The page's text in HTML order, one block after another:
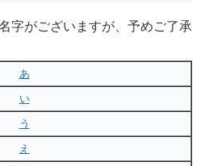
字がございますが、予めご了承
あ
い
う
え